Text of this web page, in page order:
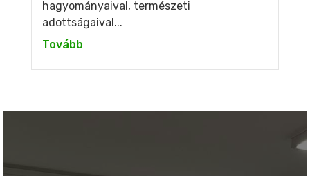
hagyományaival, természeti
adottságaival...
Tovább